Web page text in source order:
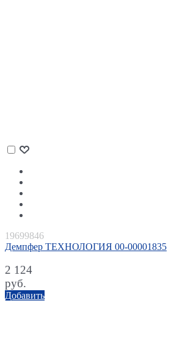
19699846
Демпфер ТЕХНОЛОГИЯ 00-00001835
2 124
руб.
Добавить